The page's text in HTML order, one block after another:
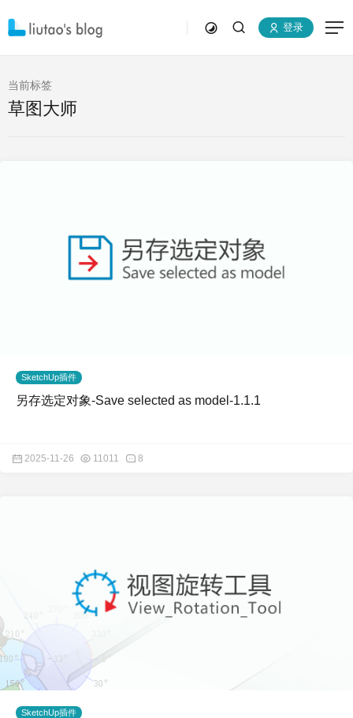
登录
当前标签
草图大师
SketchUp插件
另存选定对象-Save selected as model-1.1.1
2025-11-26 11011 8
SketchUp插件